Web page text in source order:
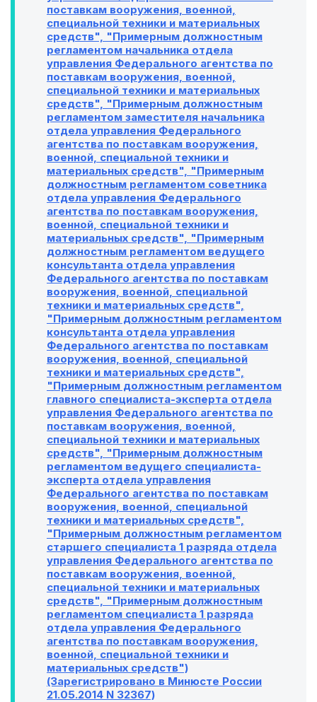
поставкам вооружения, военной,
специальной техники и материальных
средств", "Примерным должностным
регламентом начальника отдела
управления Федерального агентства по
поставкам вооружения, военной,
специальной техники и материальных
средств", "Примерным должностным
регламентом заместителя начальника
отдела управления Федерального
агентства по поставкам вооружения,
военной, специальной техники и
материальных средств", "Примерным
должностным регламентом советника
отдела управления Федерального
агентства по поставкам вооружения,
военной, специальной техники и
материальных средств", "Примерным
должностным регламентом ведущего
консультанта отдела управления
Федерального агентства по поставкам
вооружения, военной, специальной
техники и материальных средств",
"Примерным должностным регламентом
консультанта отдела управления
Федерального агентства по поставкам
вооружения, военной, специальной
техники и материальных средств",
"Примерным должностным регламентом
главного специалиста-эксперта отдела
управления Федерального агентства по
поставкам вооружения, военной,
специальной техники и материальных
средств", "Примерным должностным
регламентом ведущего специалиста-
эксперта отдела управления
Федерального агентства по поставкам
вооружения, военной, специальной
техники и материальных средств",
"Примерным должностным регламентом
старшего специалиста 1 разряда отдела
управления Федерального агентства по
поставкам вооружения, военной,
специальной техники и материальных
средств", "Примерным должностным
регламентом специалиста 1 разряда
отдела управления Федерального
агентства по поставкам вооружения,
военной, специальной техники и
материальных средств")
(Зарегистрировано в Минюсте России
21.05.2014 N 32367)